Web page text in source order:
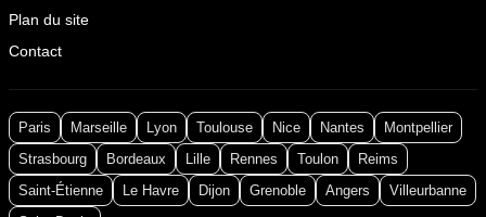
Plan du site
Contact
Paris Marseille Lyon Toulouse Nice Nantes
Montpellier
Strasbourg
Bordeaux Lille Rennes Toulon
Reims
Saint-Étienne
Le Havre Dijon Grenoble Angers
Villeurbanne